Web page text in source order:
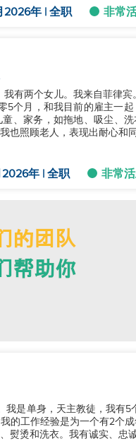
年 | 全职 非常
有两个女儿。我来自菲律
5个月，和我目前的雇主一
、家务，如拖地、吸尘、
也照顾老人，表现出耐心和
2026年 | 全职 非常
我是单身，天主教徒，我有
的工作经验是为一个有2个
熨烫和洗衣。我有诚实、忠